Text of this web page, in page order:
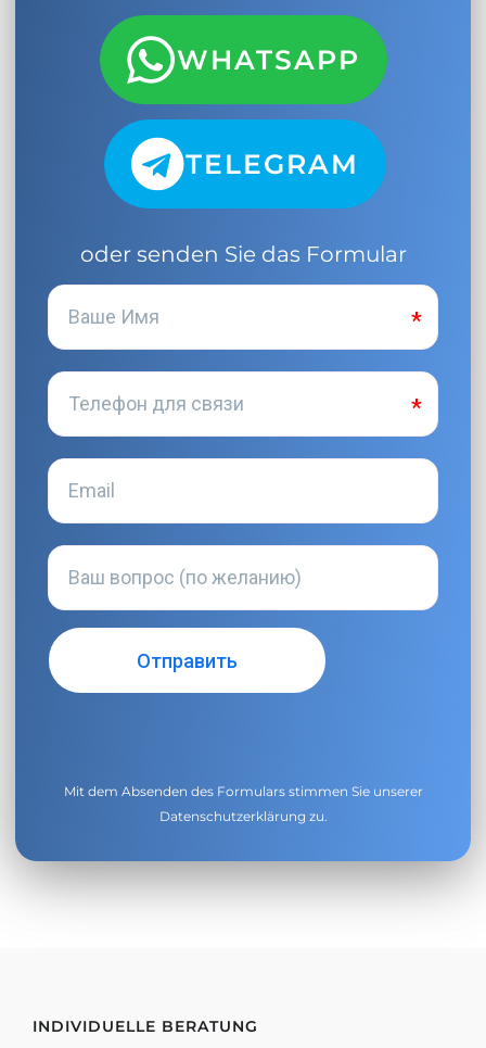
WHATSAPP
TELEGRAM
oder senden Sie das Formular
Mit dem Absenden des Formulars stimmen Sie unserer
Datenschutzerklärung zu.
INDIVIDUELLE BERATUNG